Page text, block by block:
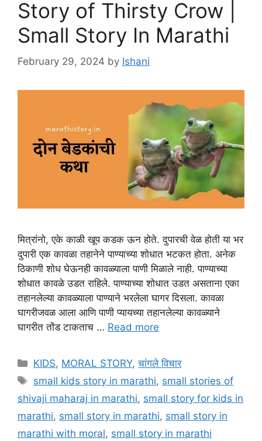
Story of Thirsty Crow |
Small Story In Marathi
February 29, 2024 by Ishani
मित्रांनो, एके काळी खूप कडक ऊन होते. दुपारची वेळ होती या भर
दुपारी एक कावळा तहानेने पाण्याच्या शोधात भटकत होता. अनेक
ठिकाणी शोध घेऊनही कावळ्याला पाणी मिळाले नाही. पाण्याच्या
शोधात कावळे उडत राहिले. पाण्याच्या शोधात उडत असताना एका
तहानलेल्या कावळ्याला पाण्याने भरलेला घागर दिसला. कावळा
घागरीजवळ आला आणि पाणी प्यायच्या तहानलेल्या कावळ्याने
घागरीत तोंड टाकताच … Read more
Categories
KIDS, MORAL STORY,चांगले विचार
Tags
small kids story in marathi, small stories of
shivaji maharaj in marathi, small story for kids in
marathi, small story in marathi, small story in
marathi with moral, small story in marathi